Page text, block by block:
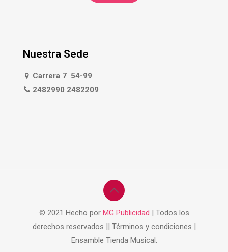
Nuestra Sede
Carrera 7 54-99
2482990 2482209
© 2021 Hecho por MG Publicidad | Todos los
derechos reservados || Términos y condiciones |
Ensamble Tienda Musical.